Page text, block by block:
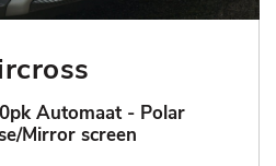
Automaat - Polar
Mirror screen